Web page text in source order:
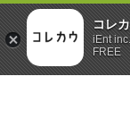
コレ
iEnt inc.
FREE